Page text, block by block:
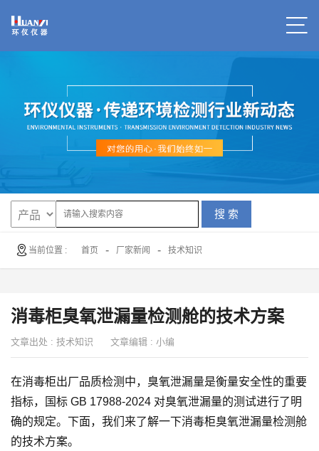
搜 索
当前位置 : 首页 - 厂家新闻 - 技术知识
消毒柜臭氧泄漏量检测舱的技术方案
文章出处 : 技术知识 文章编辑 : 小编
在消毒柜出厂品质检测中，臭氧泄漏量是衡量安全性的重要
指标，国标 GB 17988-2024 对臭氧泄漏量的测试进行了明
确的规定。下面，我们来了解一下消毒柜臭氧泄漏量检测舱
的技术方案。